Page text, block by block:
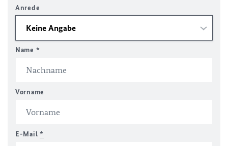
Anrede
Name *
Vorname
E-Mail *